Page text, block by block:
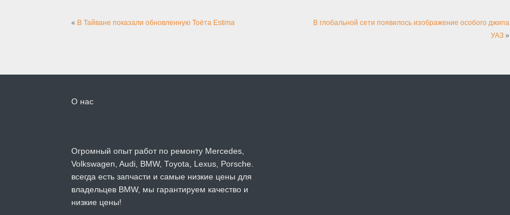
« В Тайване показали обновленную Тоёта Estima
В глобальной сети появилось изображение особого джипа
УАЗ »
О нас
Огромный опыт работ по ремонту Mercedes,
Volkswagen, Audi, BMW, Toyota, Lexus, Porsche.
всегда есть запчасти и самые низкие цены для
владельцев BMW, мы гарантируем качество и
низкие цены!